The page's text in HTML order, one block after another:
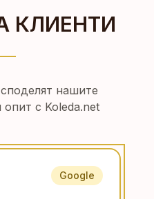
КЛИЕНТИ
нашите
опит с Koleda.net
Google